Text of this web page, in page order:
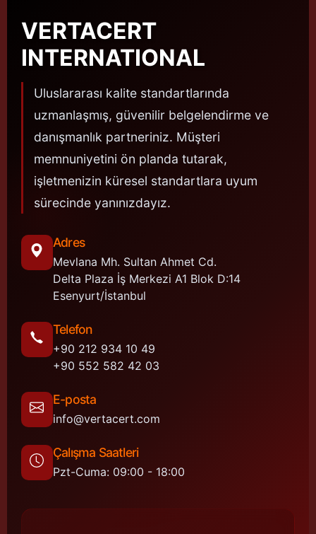
VERTACERT
INTERNATIONAL
Uluslararası kalite standartlarında
uzmanlaşmış, güvenilir belgelendirme ve
danışmanlık partneriniz. Müşteri
memnuniyetini ön planda tutarak,
işletmenizin küresel standartlara uyum
sürecinde yanınızdayız.
Adres
Mevlana Mh. Sultan Ahmet Cd.
Delta Plaza İş Merkezi A1 Blok D:14
Esenyurt/İstanbul
Telefon
+90 212 934 10 49
+90 552 582 42 03
E-posta
info@vertacert.com
Çalışma Saatleri
Pzt-Cuma: 09:00 - 18:00